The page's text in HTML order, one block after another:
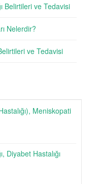
Belirtileri ve Tedavisi
Nelerdir?
ve Tedavisi
Meniskopati
Diyabet Hastalığı